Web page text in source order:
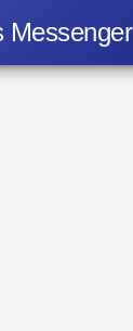
Messenger